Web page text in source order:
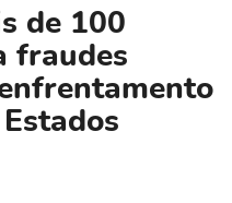
de 100
fraudes